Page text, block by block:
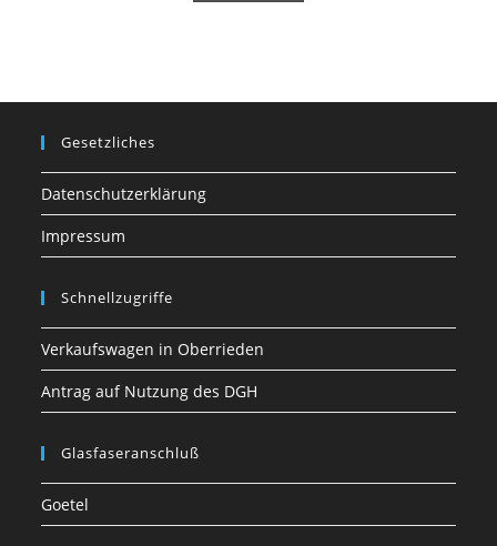
Gesetzliches
Datenschutzerklärung
Impressum
Schnellzugriffe
Verkaufswagen in Oberrieden
Antrag auf Nutzung des DGH
Glasfaseranschluß
Goetel